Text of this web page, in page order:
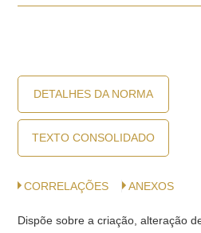
DETALHES DA NORMA
TEXTO CONSOLIDADO
CORRELAÇÕES ANEXOS
Dispõe sobre a criação, alteração